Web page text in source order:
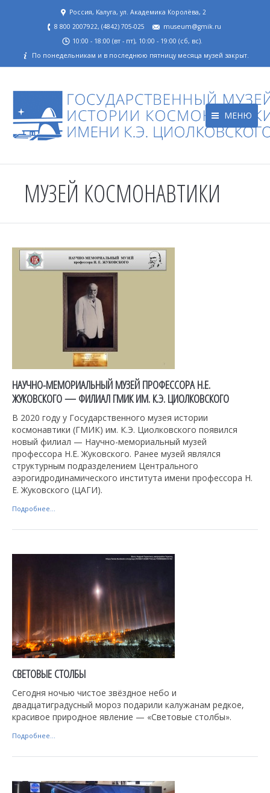
Россия, Калуга, ул. Академика Королёва, 2
8 800 2007922, (4842) 705-025
museum@gmik.ru
10:00 - 18:00 (вт - пт), 10:00 - 19:00 (сб, вс).
По понедельникам и в последнюю пятницу месяца музей закрыт.
МЕНЮ
МУЗЕЙ КОСМОНАВТИКИ
НАУЧНО-МЕМОРИАЛЬНЫЙ МУЗЕЙ ПРОФЕССОРА Н.Е.
ЖУКОВСКОГО — ФИЛИАЛ ГМИК ИМ. К.Э. ЦИОЛКОВСКОГО
В 2020 году у Государственного музея истории
космонавтики (ГМИК) им. К.Э. Циолковского появился
новый филиал — Научно-мемориальный музей
профессора Н.Е. Жуковского. Ранее музей являлся
структурным подразделением Центрального
аэрогидродинамического института имени профессора Н.
Е. Жуковского (ЦАГИ).
Подробнее...
СВЕТОВЫЕ СТОЛБЫ
Сегодня ночью чистое звёздное небо и
двадцатиградусный мороз подарили калужанам редкое,
красивое природное явление — «Световые столбы».
Подробнее...